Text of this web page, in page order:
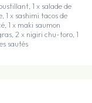
1 x salade de
1 x sashimi tacos de
1 x maki saumon
2 x nigiri chu-toro, 1
sautés